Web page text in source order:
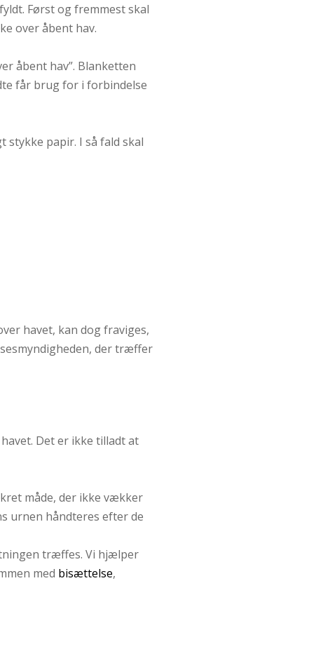
Først og fremmest skal
over åbent hav.
åbent hav”. Blanketten
får brug for i forbindelse
stykke papir. I så fald skal
havet, kan dog fraviges,
der træffer
Det er ikke tilladt at
måde, der ikke vækker
urnen håndteres efter de
træffes. Vi hjælper
med bisættelse,